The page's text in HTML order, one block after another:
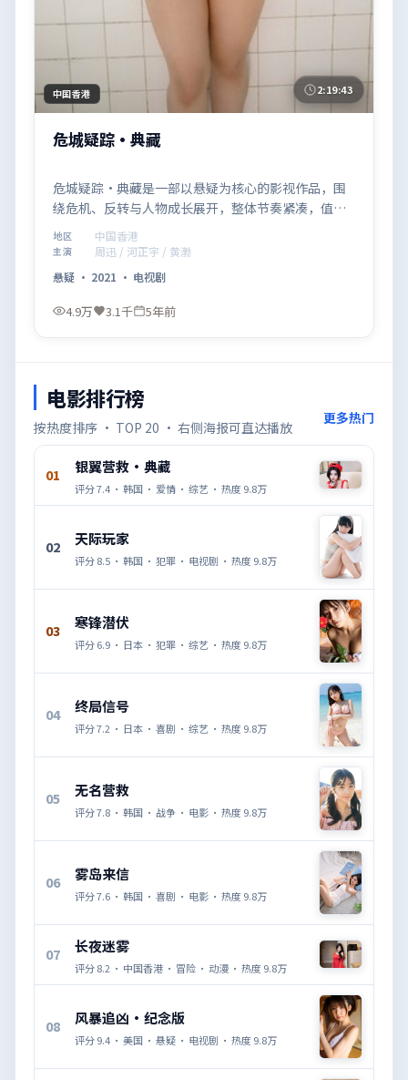
中国香港 2:19:43
危城疑踪·典藏
危城疑踪·典藏是一部以悬疑为核心的影视作品，围
绕危机、反转与人物成长展开，整体节奏紧凑，值得
推荐观看。
地区 中国香港
主演
周迅 / 河正宇 / 黄渤
悬疑 · 2021 · 电视剧
4.9万 3.1千 5年前
电影排行榜
按热度排序 · TOP 20 · 右侧海报可直达播放
更多热门
01 银翼营救·典藏
评分7.4 · 韩国 · 爱情 · 综艺 · 热度9.8万
02 天际玩家
评分8.5 · 韩国 · 犯罪 · 电视剧 · 热度9.8万
03 寒锋潜伏
评分6.9 · 日本 · 犯罪 · 综艺 · 热度9.8万
04 终局信号
评分7.2 · 日本 · 喜剧 · 综艺 · 热度9.8万
05 无名营救
评分7.8 · 韩国 · 战争 · 电影 · 热度9.8万
06 雾岛来信
评分7.6 · 韩国 · 喜剧 · 电影 · 热度9.8万
07 长夜迷雾
评分8.2 · 中国香港 · 冒险 · 动漫 · 热度9.8万
08 风暴追凶·纪念版
评分9.4 · 美国 · 悬疑 · 电视剧 · 热度9.8万